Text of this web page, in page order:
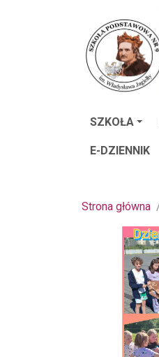
SZKOŁA
E-DZIENNIK
Strona główna